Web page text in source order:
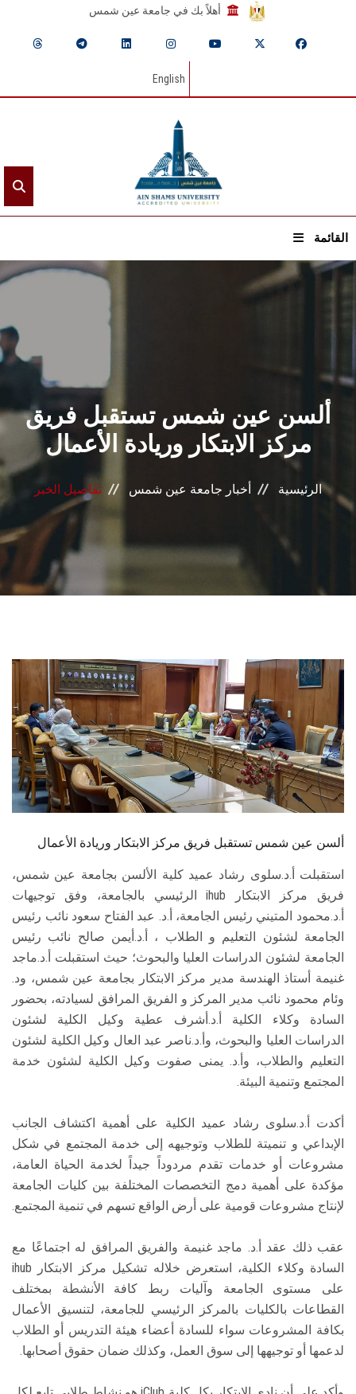
أهلاً بك في جامعة عين شمس
English
القائمة
الرئيسيـة
عن الجامعة
القطاعـات
الشئون الأكاديمية
البحث العلمي
الرعاية الصحية
المراكز والوحدات
الأنظمة الذكية
تواصل معنا
الطلاب
هيئة التدريس
الدراسات العليا
الخريجين
الموظفون
الزائـرون
سجل الان
ألسن عين شمس تستقبل فريق
مركز الابتكار وريادة الأعمال
الرئيسية أخبار جامعة عين شمس تفاصيل الخبر
ألسن عين شمس تستقبل فريق مركز الابتكار وريادة الأعمال
استقبلت أ.د.سلوى رشاد عميد كلية الألسن بجامعة عين شمس،
فريق مركز الابتكار ihub الرئيسي بالجامعة، وفق توجيهات
أ.د.محمود المتيني رئيس الجامعة، أ.د. عبد الفتاح سعود نائب رئيس
الجامعة لشئون التعليم و الطلاب ، أ.د.أيمن صالح نائب رئيس
الجامعة لشئون الدراسات العليا والبحوث؛ حيث استقبلت أ.د.ماجد
غنيمة أستاذ الهندسة مدير مركز الابتكار بجامعة عين شمس، ود.
وئام محمود نائب مدير المركز و الفريق المرافق لسيادته، بحضور
السادة وكلاء الكلية أ.د.أشرف عطية وكيل الكلية لشئون
الدراسات العليا والبحوث، وأ.د.ناصر عبد العال وكيل الكلية لشئون
التعليم والطلاب، وأ.د. يمنى صفوت وكيل الكلية لشئون خدمة
المجتمع وتنمية البيئة.
أكدت أ.د.سلوى رشاد عميد الكلية على أهمية اكتشاف الجانب
الإبداعي و تنميتة للطلاب وتوجيهه إلى خدمة المجتمع في شكل
مشروعات أو خدمات تقدم مردوداً جيداً لخدمة الحياة العامة،
مؤكدة على أهمية دمج التخصصات المختلفة بين كليات الجامعة
لإنتاج مشروعات قومية على أرض الواقع تسهم في تنمية المجتمع.
عقب ذلك عقد أ.د. ماجد غنيمة والفريق المرافق له اجتماعًا مع
السادة وكلاء الكلية، استعرض خلاله تشكيل مركز الابتكار ihub
على مستوى الجامعة وآليات ربط كافة الأنشطة بمختلف
القطاعات بالكليات بالمركز الرئيسي للجامعة، لتنسيق الأعمال
بكافة المشروعات سواء للسادة أعضاء هيئة التدريس أو الطلاب
لدعمها أو توجيهها إلى سوق العمل، وكذلك ضمان حقوق أصحابها.